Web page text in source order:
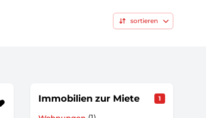
sortieren
Immobilien zur Miete 1